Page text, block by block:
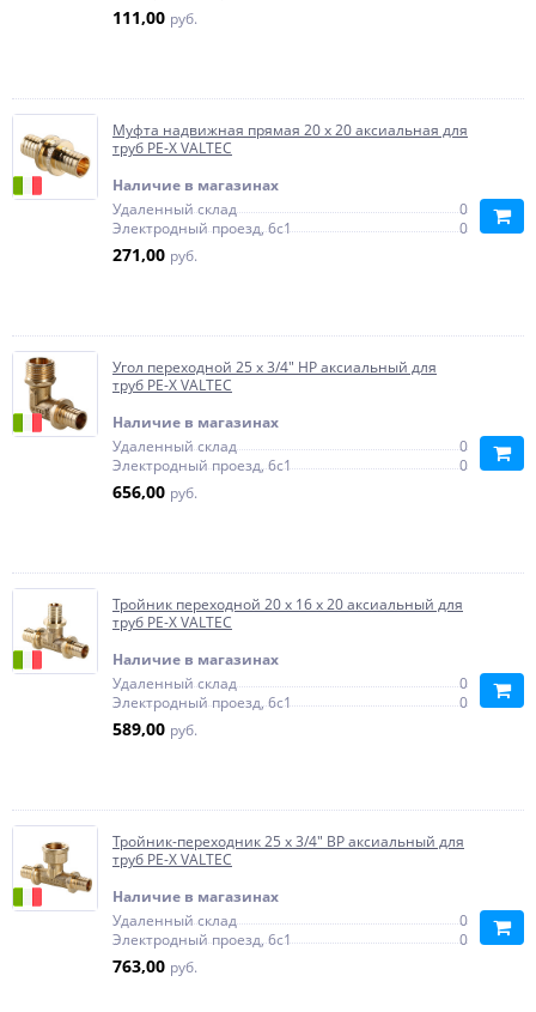
111,00 руб.
Муфта надвижная прямая 20 x 20 аксиальная для
труб PE-X VALTEC
Наличие в магазинах
Удаленный склад
0
Электродный проезд, 6с1
0
271,00 руб.
Угол переходной 25 x 3/4" НР аксиальный для
труб PE-X VALTEC
Наличие в магазинах
Удаленный склад
0
Электродный проезд, 6с1
0
656,00 руб.
Тройник переходной 20 x 16 x 20 аксиальный для
труб PE-X VALTEC
Наличие в магазинах
Удаленный склад
0
Электродный проезд, 6с1
0
589,00 руб.
Тройник-переходник 25 x 3/4" ВР аксиальный для
труб PE-X VALTEC
Наличие в магазинах
Удаленный склад
0
Электродный проезд, 6с1
0
763,00 руб.